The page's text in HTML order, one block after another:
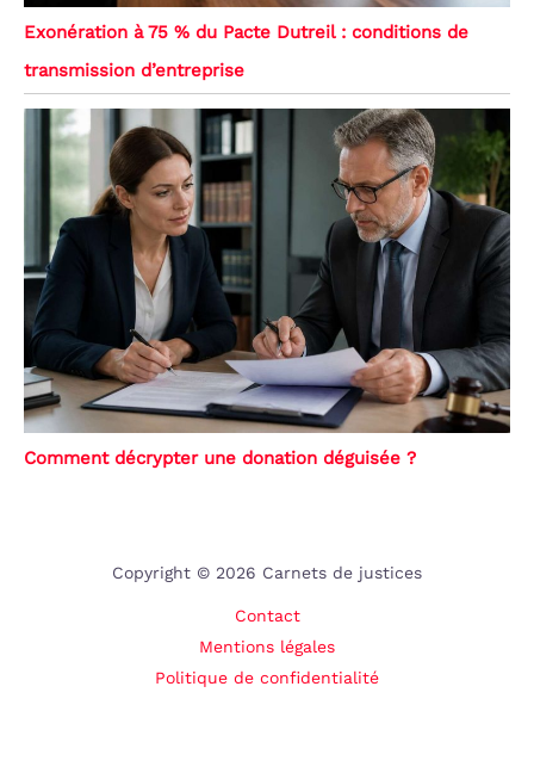
Exonération à 75 % du Pacte Dutreil : conditions de
transmission d’entreprise
Comment décrypter une donation déguisée ?
Copyright © 2026 Carnets de justices
Contact
Mentions légales
Politique de confidentialité